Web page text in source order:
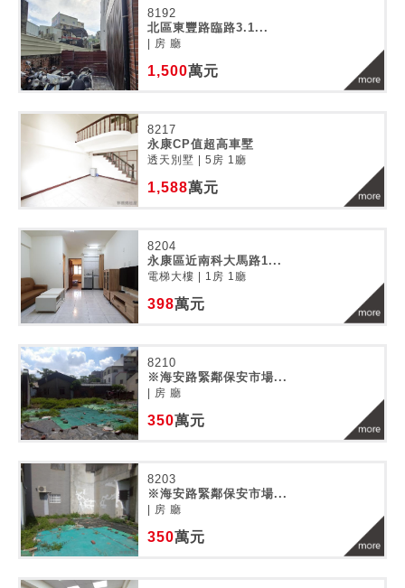
8192
北區東豐路臨路3.1...
| 房 廳
1,500萬元
8217
永康CP值超高車墅
透天別墅 | 5房 1廳
1,588萬元
8204
永康區近南科大馬路1...
電梯大樓 | 1房 1廳
398萬元
8210
※海安路緊鄰保安市場...
| 房 廳
350萬元
8203
※海安路緊鄰保安市場...
| 房 廳
350萬元